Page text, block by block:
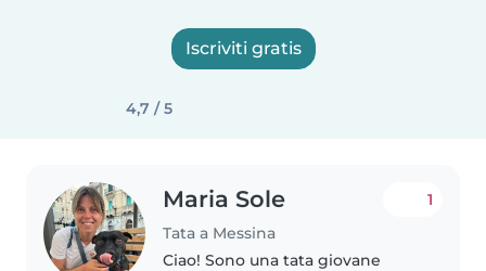
Iscriviti gratis
4,7 / 5
Maria Sole
Tata a Messina
1
Ciao! Sono una tata giovane